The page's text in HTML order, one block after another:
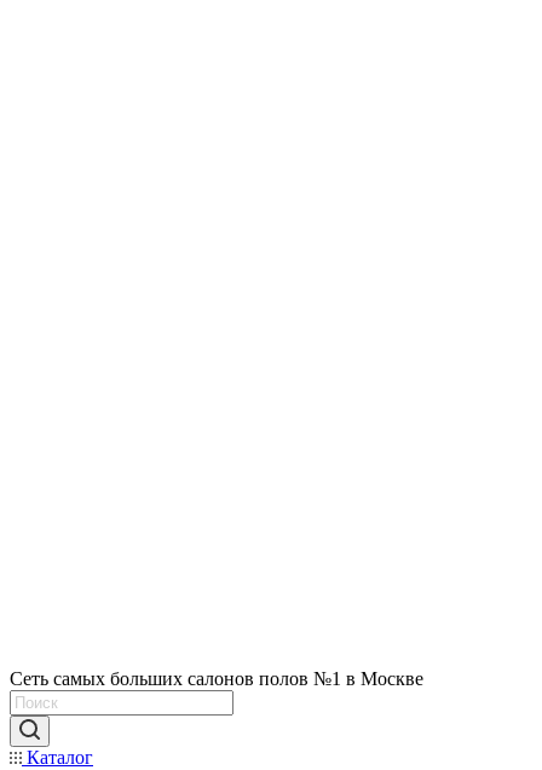
Сеть самых больших салонов полов №1 в Москве
Каталог